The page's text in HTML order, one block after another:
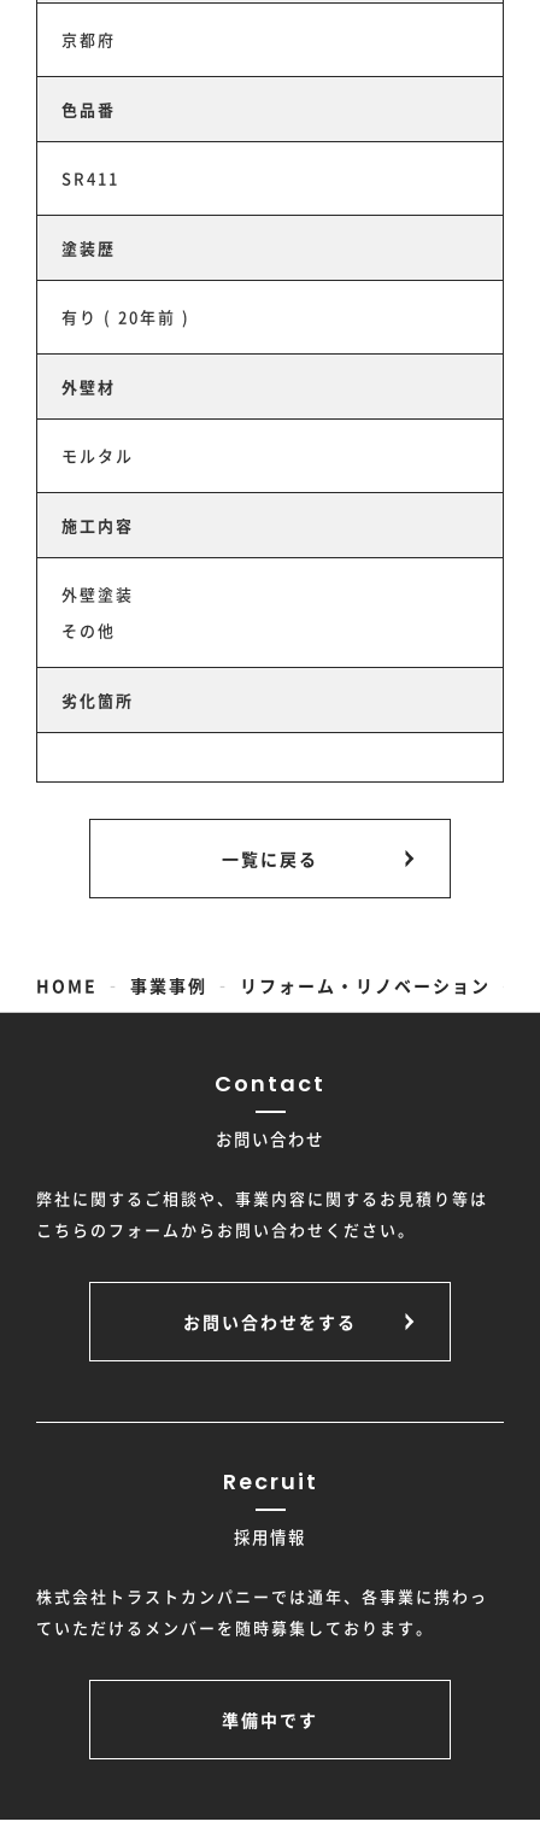
京都府
色品番
SR411
塗装歴
有り ( 20年前 )
外壁材
モルタル
施工内容
外壁塗装
その他
劣化箇所
一覧に戻る
HOME - 事業事例 - リフォーム・リノベーション
Contact
お問い合わせ
弊社に関するご相談や、事業内容に関するお見積り等は
こちらのフォームからお問い合わせください。
お問い合わせをする
Recruit
採用情報
株式会社トラストカンパニーでは通年、各事業に携わっ
ていただけるメンバーを随時募集しております。
準備中です
会社情報